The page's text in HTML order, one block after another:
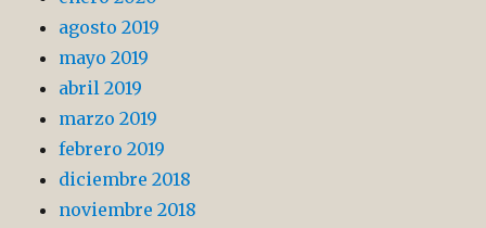
agosto 2019
mayo 2019
abril 2019
marzo 2019
febrero 2019
diciembre 2018
noviembre 2018